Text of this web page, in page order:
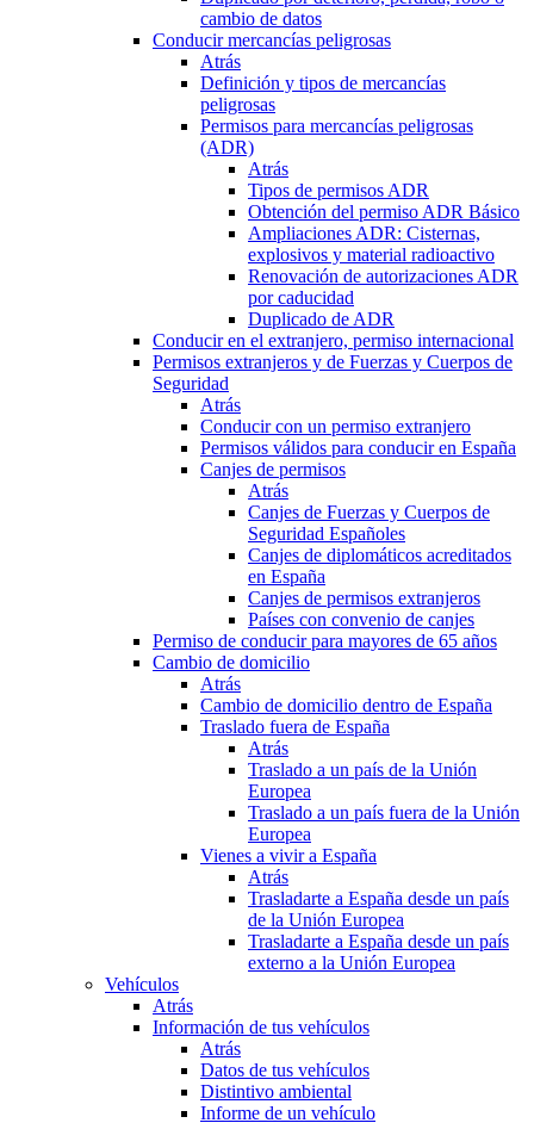
cambio de datos
Conducir mercancías peligrosas
Atrás
Definición y tipos de mercancías
peligrosas
Permisos para mercancías peligrosas
(ADR)
Atrás
Tipos de permisos ADR
Obtención del permiso ADR Básico
Ampliaciones ADR: Cisternas,
explosivos y material radioactivo
Renovación de autorizaciones ADR
por caducidad
Duplicado de ADR
Conducir en el extranjero, permiso internacional
Permisos extranjeros y de Fuerzas y Cuerpos de
Seguridad
Atrás
Conducir con un permiso extranjero
Permisos válidos para conducir en España
Canjes de permisos
Atrás
Canjes de Fuerzas y Cuerpos de
Seguridad Españoles
Canjes de diplomáticos acreditados
en España
Canjes de permisos extranjeros
Países con convenio de canjes
Permiso de conducir para mayores de 65 años
Cambio de domicilio
Atrás
Cambio de domicilio dentro de España
Traslado fuera de España
Atrás
Traslado a un país de la Unión
Europea
Traslado a un país fuera de la Unión
Europea
Vienes a vivir a España
Atrás
Trasladarte a España desde un país
de la Unión Europea
Trasladarte a España desde un país
externo a la Unión Europea
Vehículos
Atrás
Información de tus vehículos
Atrás
Datos de tus vehículos
Distintivo ambiental
Informe de un vehículo